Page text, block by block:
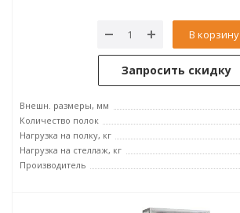
В корзину
Запросить скидку
Внешн. размеры, мм
Количество полок
Нагрузка на полку, кг
Нагрузка на стеллаж, кг
Производитель